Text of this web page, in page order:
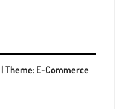
| Theme: E-Commerce